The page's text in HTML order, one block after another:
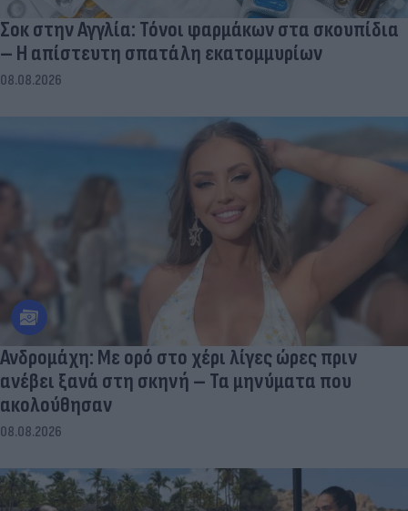
Σοκ στην Αγγλία: Τόνοι φαρμάκων στα σκουπίδια
– Η απίστευτη σπατάλη εκατομμυρίων
08.08.2026
Ανδρομάχη: Με ορό στο χέρι λίγες ώρες πριν
ανέβει ξανά στη σκηνή – Τα μηνύματα που
ακολούθησαν
08.08.2026